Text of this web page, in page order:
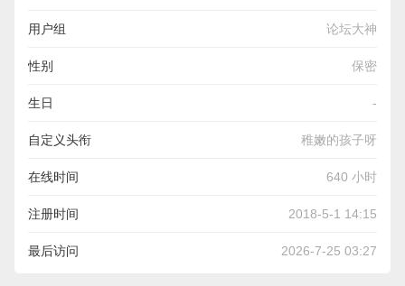
用户组 论坛大神
性别 保密
生日 -
自定义头衔 稚嫩的孩子呀
在线时间 640 小时
注册时间 2018-5-1 14:15
最后访问 2026-7-25 03:27